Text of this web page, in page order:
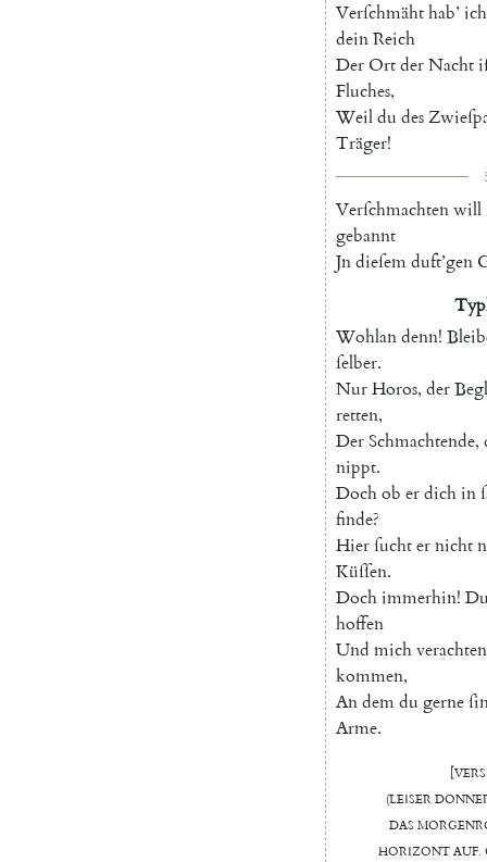
Verſchmähthab’ich
deinReich
DerOrtderNacht
Fluches,
Weildu des
Träger!
Verſchmachtenwill
gebannt
Jndieſemduft’gen
Wohlandenn!
ſelber.
NurHoros, der
retten,
DerSchmachtende,
nippt.
Dochob erdichin
finde?
Hierſuchternicht
Küſſen.
Dochimmerhin!
hoffen
Und michverachten
kommen,
Andemdu gerne
Arme.
[
(Leiſer
Das
Horizontauf.